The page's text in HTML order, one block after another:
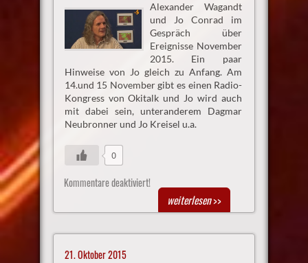
Alexander Wagandt
und Jo Conrad im
Gespräch über
Ereignisse November
2015. Ein paar
Hinweise von Jo gleich zu Anfang. Am
14.und 15 November gibt es einen Radio-
Kongress von Okitalk und Jo wird auch
mit dabei sein, unteranderem Dagmar
Neubronner und Jo Kreisel u.a.
0
Kommentare deaktiviert!
weiterlesen>>
21. Oktober 2015